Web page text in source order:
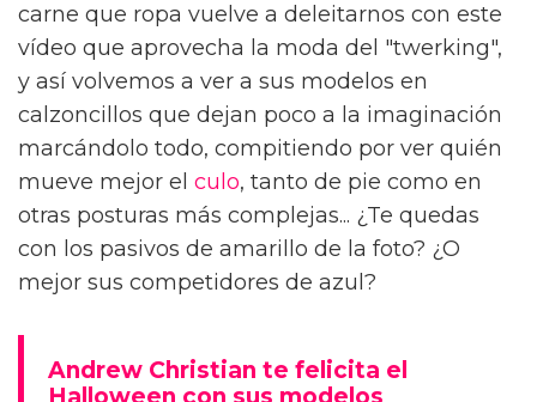
carne que ropa vuelve a deleitarnos con este
vídeo que aprovecha la moda del "twerking",
y así volvemos a ver a sus modelos en
calzoncillos que dejan poco a la imaginación
marcándolo todo, compitiendo por ver quién
mueve mejor el culo, tanto de pie como en
otras posturas más complejas... ¿Te quedas
con los pasivos de amarillo de la foto? ¿O
mejor sus competidores de azul?
Andrew Christian te felicita el